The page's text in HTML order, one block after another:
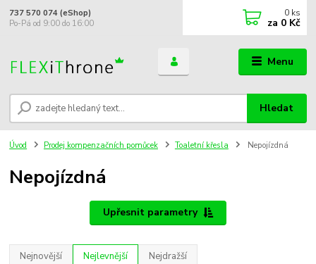
Menu
Hledat
737 570 074 (eShop)
Po-Pá od 9:00 do 16:00
0 ks
za 0 Kč
Úvod Prodej kompenzačních pomůcek Toaletní křesla Nepojízdná
Nepojízdná
Upřesnit parametry
Nejnovější Nejlevnější Nejdražší